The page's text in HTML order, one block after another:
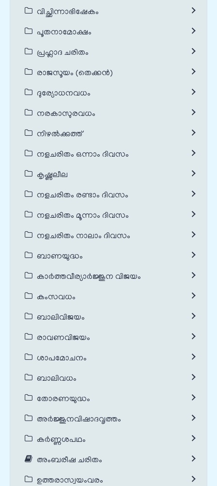
വിച്ഛിന്നാഭിഷേകം
പൂതനാമോക്ഷം
പ്രഹ്ലാദ ചരിതം
രാജസൂയം (തെക്കൻ)
ദുര്യോധനവധം
നരകാസുരവധം
നിഴൽക്കുത്ത്
നളചരിതം ഒന്നാം ദിവസം
കൃഷ്ണലീല
നളചരിതം രണ്ടാം ദിവസം
നളചരിതം മൂന്നാം ദിവസം
നളചരിതം നാലാം ദിവസം
ബാണയുദ്ധം
കാർത്തവീര്യാർജ്ജുന വിജയം
കംസവധം
ബാലിവിജയം
രാവണവിജയം
ശാപമോചനം
ബാലിവധം
തോരണയുദ്ധം
അർജ്ജുനവിഷാദവൃത്തം
കർണ്ണശപഥം
അംബരീഷ ചരിതം
ഉത്തരാസ്വയംവരം